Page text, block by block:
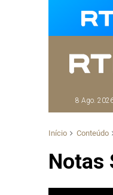
8 Ago.
Início Conteúdo
Notas